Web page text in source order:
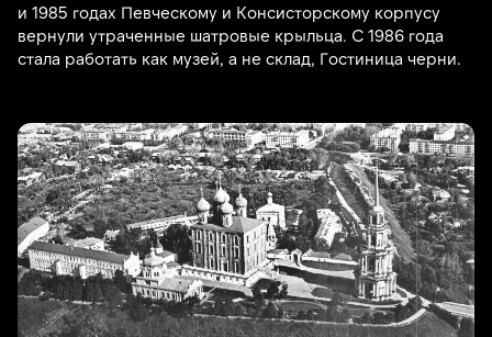
и 1985 годах Певческому и Консисторскому корпусу
вернули утраченные шатровые крыльца. С 1986 года
стала работать как музей, а не склад, Гостиница черни.